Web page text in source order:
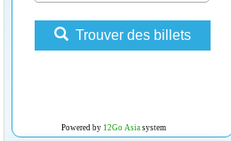
Trouver des billets
Powered by 12Go Asiasystem